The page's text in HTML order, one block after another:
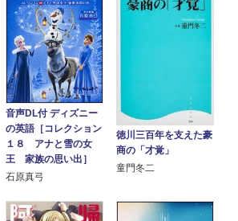
音声DL付 ディズニー
の英語［コレクション
１８ アナと雪の女
王 家族の思い出］
石原真弓
徳川三百年を支えた豪
商の「才覚」
童門冬二